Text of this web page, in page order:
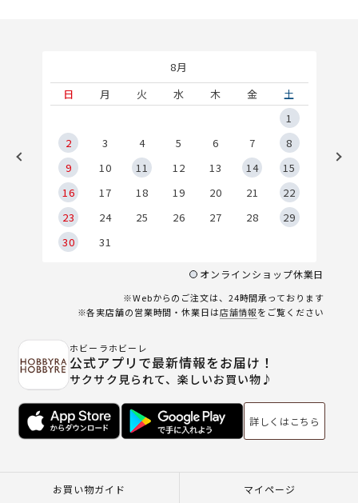
8月
日
月 火 水 木 金
土
1
2
3 4 5 6 7
8
9
10 11 12 13 14
15
16
17 18 19 20 21
22
23
24 25 26 27 28
29
30
31
オンラインショップ休業日
※Webからのご注文は、24時間承っております
※各実店舗の営業時間・休業日は店舗情報をご覧ください
ホビーラホビーレ
公式アプリで最新情報をお届け！
サクサク見られて、楽しいお買い物♪
詳しくはこちら
お買い物ガイド マイページ